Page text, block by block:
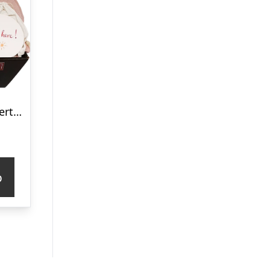
Barselsgave – hjertelig tillykke med den lille ny